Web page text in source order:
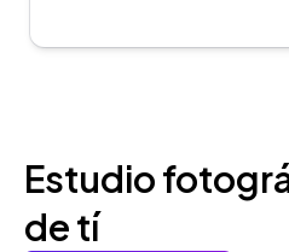
Estudio
de tí